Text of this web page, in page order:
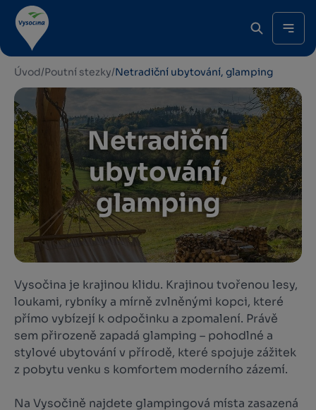
Úvod/Poutní stezky/Netradiční ubytování, glamping
Netradiční
ubytování,
glamping
Vysočina je krajinou klidu. Krajinou tvořenou lesy,
loukami, rybníky a mírně zvlněnými kopci, které
přímo vybízejí k odpočinku a zpomalení. Právě
sem přirozeně zapadá glamping – pohodlné a
stylové ubytování v přírodě, které spojuje zážitek
z pobytu venku s komfortem moderního zázemí.
Na Vysočině najdete glampingová místa zasazená